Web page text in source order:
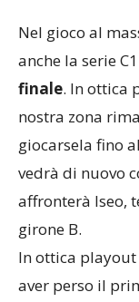
Nel gioco al
anche la serie
finale. In ottica
nostra zona
giocarsela fino
vedrà di nuovo
affronterà Iseo,
girone B.
In ottica playout
aver perso il